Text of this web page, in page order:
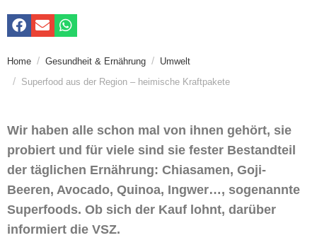
Home Gesundheit & Ernährung
Umwelt
Superfood aus der Region – heimische Kraftpakete
Wir haben alle schon mal von ihnen gehört, sie
probiert und für viele sind sie fester Bestandteil
der täglichen Ernährung: Chiasamen, Goji-
Beeren, Avocado, Quinoa, Ingwer…, sogenannte
Superfoods. Ob sich der Kauf lohnt, darüber
informiert die VSZ.